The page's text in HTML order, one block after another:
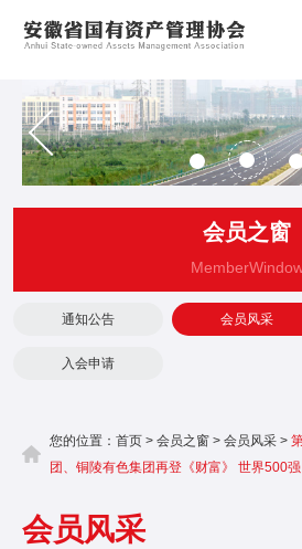
Next
1
会员之窗
通知公告 会员风采
入会申请
您的位置：首页 >会员之窗 >会员风采 >
团、铜陵有色集团再登《财富》 世界500强
会员风采